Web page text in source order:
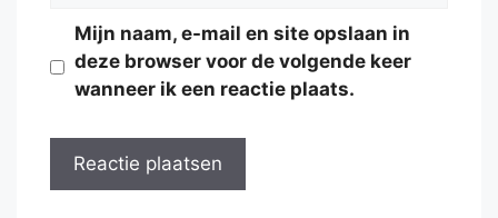
Mijn naam, e-mail en site opslaan in
deze browser voor de volgende keer
wanneer ik een reactie plaats.